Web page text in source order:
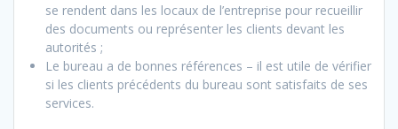
se rendent dans les locaux de l’entreprise pour recueillir
des documents ou représenter les clients devant les
autorités ;
Le bureau a de bonnes références – il est utile de vérifier
si les clients précédents du bureau sont satisfaits de ses
services.